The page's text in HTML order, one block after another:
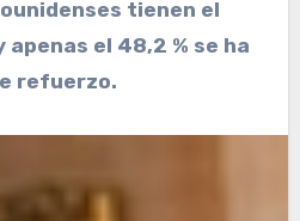
tienen el
apenas el 48,2 % se ha
refuerzo.